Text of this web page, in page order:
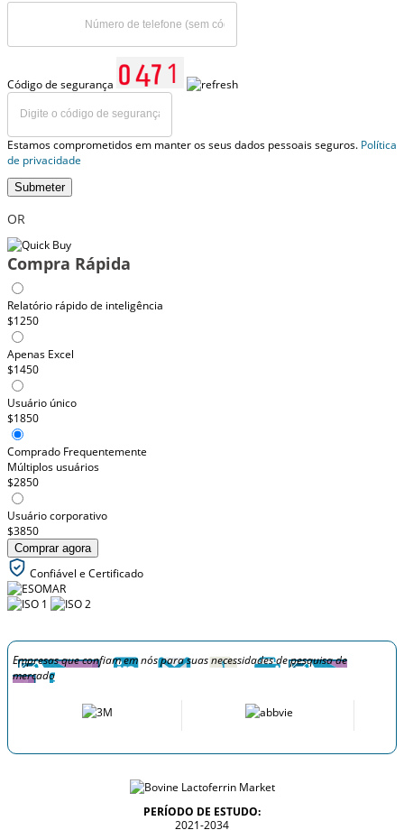
Código de segurança
Estamos comprometidos em manter os seus dados pessoais seguros. Política
de privacidade
Submeter
OR
Compra Rápida
Relatório rápido de inteligência
$1250
Apenas Excel
$1450
Usuário único
$1850
Comprado Frequentemente
Múltiplos usuários
$2850
Usuário corporativo
$3850
Comprar agora
Confiável e Certificado
Empresas que confiam em nós para suas necessidades de pesquisa de
mercado
PERÍODO DE ESTUDO:
2021-2034